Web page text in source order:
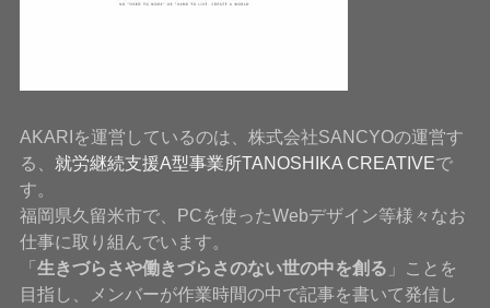
AKARIを運営しているのは、株式会社SANCYOの運営す
る、 就労継続支援A型事業所TANOSHIKA CREATIVEで
す。
福岡県久留米市で、PCを使ったWebデザイン等様々なお
仕事に取り組んでいます。
「生きづらさや働きづらさのない世の中を創る 」ことを
目指し、メンバーが作業時間の中で記事を書いて発信し